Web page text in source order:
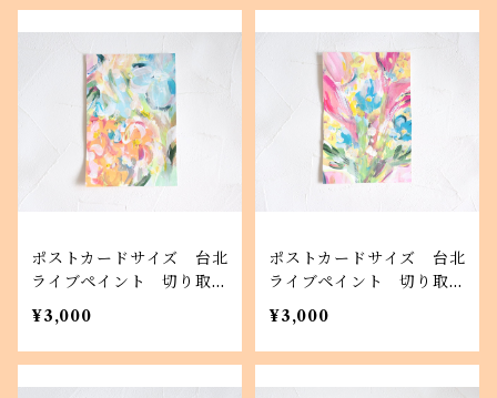
ポストカードサイズ 台北
ライブペイント 切り取り
5
¥3,000
ポストカードサイズ 台北
ライブペイント 切り取り
4
¥3,000